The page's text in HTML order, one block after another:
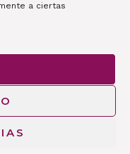
a ciertas